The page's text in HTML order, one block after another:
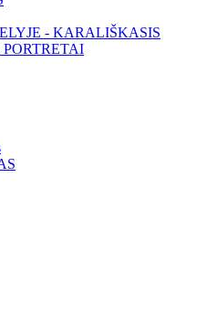
- KARALIŠKASIS